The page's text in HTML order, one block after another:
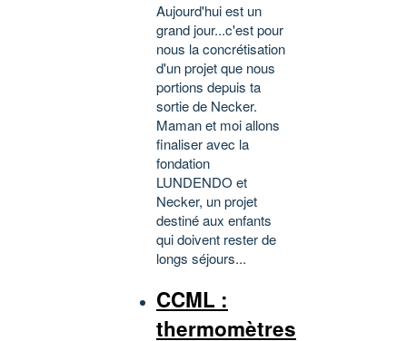
Aujourd'hui est un
grand jour...c'est pour
nous la concrétisation
d'un projet que nous
portions depuis ta
sortie de Necker.
Maman et moi allons
finaliser avec la
fondation
LUNDENDO et
Necker, un projet
destiné aux enfants
qui doivent rester de
longs séjours...
CCML :
thermomètres